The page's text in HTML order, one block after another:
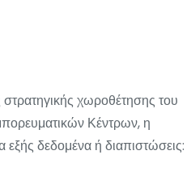
χωροθέτησης του
Κέντρων, η
δεδομένα ή διαπιστώσεις: